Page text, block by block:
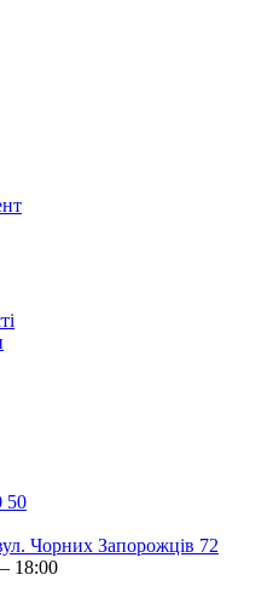
50
Чорних Запорожців 72
18:00